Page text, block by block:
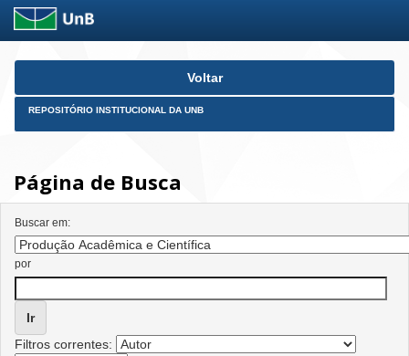
Skip
Voltar
REPOSITÓRIO INSTITUCIONAL DA UNB
Página de Busca
Buscar em:
por
Filtros correntes: